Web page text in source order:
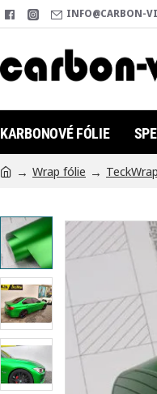
INFO@CARBON-
KARBONOVÉ FÓLIE
m
e
Wrap fólie TeckWrap